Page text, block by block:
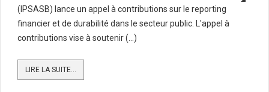
(IPSASB) lance un appel à contributions sur le reporting
financier et de durabilité dans le secteur public. L'appel à
contributions vise à soutenir (...)
LIRE LA SUITE...